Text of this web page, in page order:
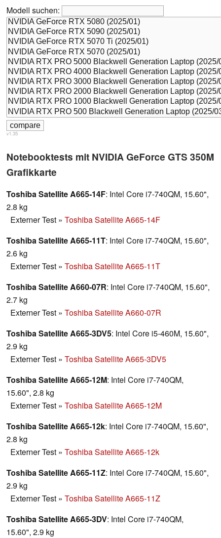
Modell suchen:
v1.35
Notebooktests mit NVIDIA GeForce GTS 350M
Grafikkarte
Toshiba Satellite A665-14F: Intel Core i7-740QM, 15.60",
2.8 kg
Externer Test » Toshiba Satellite A665-14F
Toshiba Satellite A665-11T: Intel Core i7-740QM, 15.60",
2.6 kg
Externer Test » Toshiba Satellite A665-11T
Toshiba Satellite A660-07R: Intel Core i7-740QM, 15.60",
2.7 kg
Externer Test » Toshiba Satellite A660-07R
Toshiba Satellite A665-3DV5: Intel Core i5-460M, 15.60",
2.9 kg
Externer Test » Toshiba Satellite A665-3DV5
Toshiba Satellite A665-12M: Intel Core i7-740QM,
15.60", 2.8 kg
Externer Test » Toshiba Satellite A665-12M
Toshiba Satellite A665-12k: Intel Core i7-740QM, 15.60",
2.8 kg
Externer Test » Toshiba Satellite A665-12k
Toshiba Satellite A665-11Z: Intel Core i7-740QM, 15.60",
2.9 kg
Externer Test » Toshiba Satellite A665-11Z
Toshiba Satellite A665-3DV: Intel Core i7-740QM,
15.60", 2.9 kg